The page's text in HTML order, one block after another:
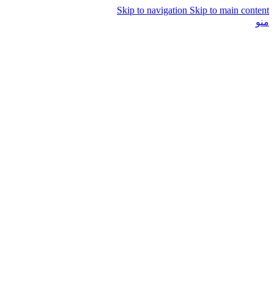
Skip to navigation Skip to main content
منو